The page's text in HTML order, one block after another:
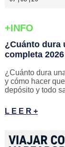
+INFO
¿Cuánto dura
completa 2026
¿Cuánto dura
y cómo hacer
depósito y todo
L E E R +